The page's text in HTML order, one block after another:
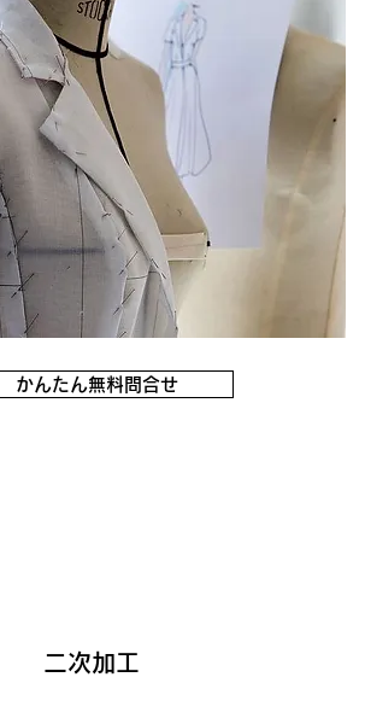
かんたん無料問合せ
二次加工